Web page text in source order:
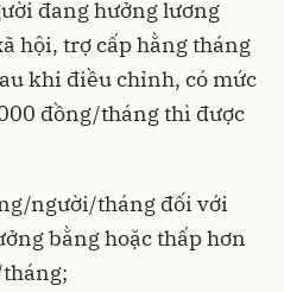
đang hưởng lương
hội, trợ cấp hằng tháng
khi điều chỉnh, có mức
đồng/tháng thì được
người/tháng đối với
bằng hoặc thấp hơn